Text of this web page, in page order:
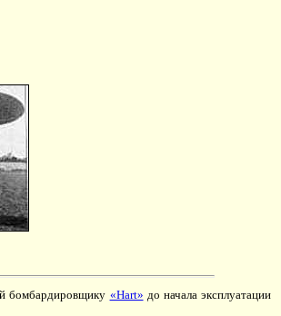
бомбардировщику «Hart» до начала эксплуатации